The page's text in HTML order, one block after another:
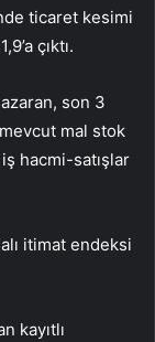
ticaret kesimi
çıktı.
son 3
mal stok
hacmi-satışlar
itimat endeksi
kayıtlı